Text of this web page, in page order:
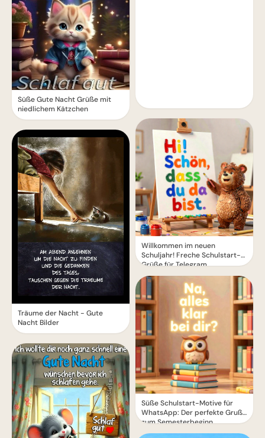
Süße Gute Nacht Grüße mit
niedlichem Kätzchen
Träume der Nacht - Gute
Nacht Bilder
Willkommen im neuen
Schuljahr! Freche Schulstart-
Grüße für Telegram
Süße Schulstart-Motive für
WhatsApp: Der perfekte Gruß
zum Semesterbeginn